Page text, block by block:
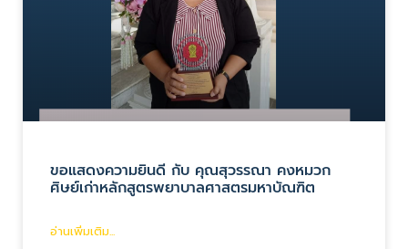
ขอแสดงความยินดี กับ คุณสุวรรณา คงหมวก
ศิษย์เก่าหลักสูตรพยาบาลศาสตรมหาบัณฑิต
อ่านเพิ่มเติม...